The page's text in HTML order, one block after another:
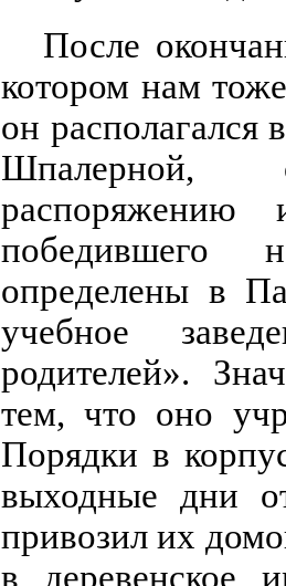
После
котором нам
он располагался
Шпалерной,
распоряжению
победившего
определены в
учебное
родителей».
тем, что оно
Порядки в
выходные дни
привозил их
в деревенское